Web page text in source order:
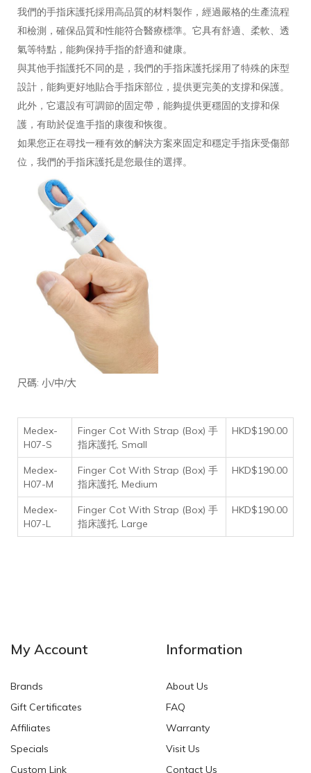
我們的手指床護托採用高品質的材料製作，經過嚴格的生產流程
和檢測，確保品質和性能符合醫療標準。它具有舒適、柔軟、透
氣等特點，能夠保持手指的舒適和健康。
與其他手指護托不同的是，我們的手指床護托採用了特殊的床型
設計，能夠更好地貼合手指床部位，提供更完美的支撐和保護。
此外，它還設有可調節的固定帶，能夠提供更穩固的支撐和保
護，有助於促進手指的康復和恢復。
如果您正在尋找一種有效的解決方案來固定和穩定手指床受傷部
位，我們的手指床護托是您最佳的選擇。
尺碼: 小/中/大
Medex-
H07-S
Finger Cot With Strap (Box) 手
指床護托, Small
HKD$190.00
Medex-
H07-M
Finger Cot With Strap (Box) 手
指床護托, Medium
HKD$190.00
Medex-
H07-L
Finger Cot With Strap (Box) 手
指床護托, Large
HKD$190.00
My Account
Brands
Gift Certificates
Affiliates
Specials
Custom Link
Information
About Us
FAQ
Warranty
Visit Us
Contact Us